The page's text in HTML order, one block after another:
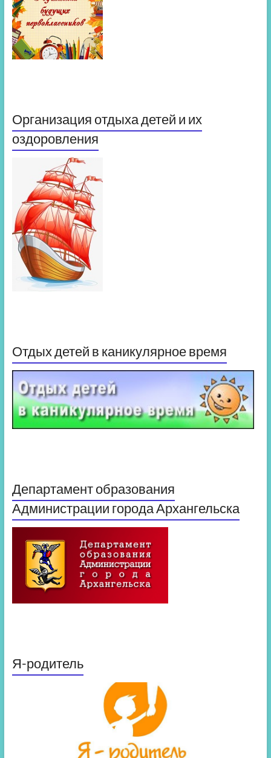
Организация отдыха детей и их
оздоровления
Отдых детей в каникулярное время
Департамент образования
Администрации города Архангельска
Я-родитель